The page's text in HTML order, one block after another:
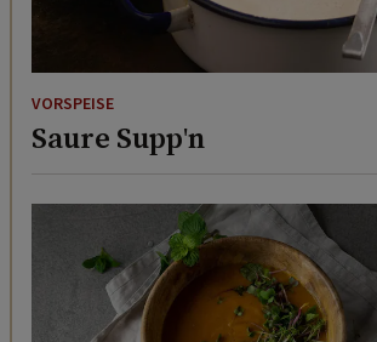
VORSPEISE
Saure Supp'n